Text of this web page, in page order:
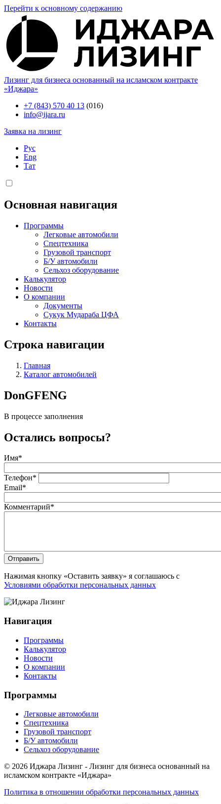
Перейти к основному содержанию
Лизинг для бизнеса основанный на исламском контракте
«Иджара»
+7 (843) 570 40 13 (016)
info@ijara.ru
Заявка на лизинг
Рус
Eng
Тат
Основная навигация
Программы
Легковые автомобили
Спецтехника
Грузовой транспорт
Б/У автомобили
Сельхоз оборудование
Калькулятор
Новости
О компании
Документы
Сукук Мудараба ЦФА
Контакты
Строка навигации
Главная
Каталог автомобилей
DonGFENG
В процессе заполнения
Остались вопросы?
Имя*
Телефон*
Email*
Комментарий*
Отправить
Нажимая кнопку «Оставить заявку» я соглашаюсь с
Условиями обработки персональных данных
Навигация
Программы
Калькулятор
Новости
О компании
Контакты
Программы
Легковые автомобили
Спецтехника
Грузовой транспорт
Б/У автомобили
Сельхоз оборудование
© 2026 Иджара Лизинг - Лизинг для бизнеса основанный на
исламском контракте «Иджара»
Политика в отношении обработки персональных данных